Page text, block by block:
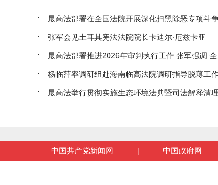
最高法部署在全国法院开展深化扫黑除恶专项斗
张军会见土耳其宪法法院院长卡迪尔·厄兹卡亚
最高法部署推进2026年审判执行工作 张军强调
杨临萍率调研组赴海南临高法院调研指导脱薄工
最高法举行贯彻实施生态环境法典暨司法解释清
中国共产党新闻网 | 中国政府网